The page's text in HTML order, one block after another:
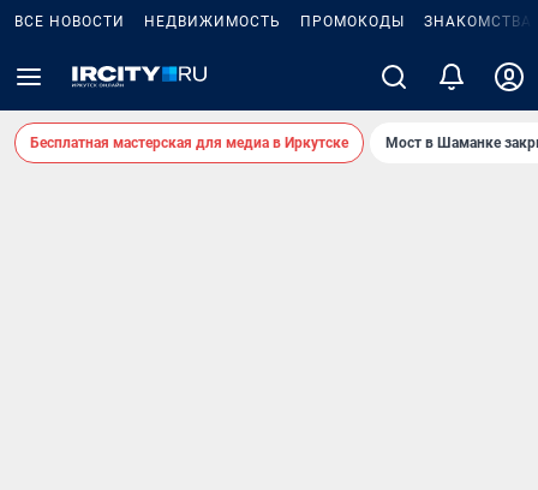
ВСЕ НОВОСТИ НЕДВИЖИМОСТЬ ПРОМОКОДЫ ЗНАКОМСТВА
Бесплатная мастерская для медиа в Иркутске Мост в Шаманке